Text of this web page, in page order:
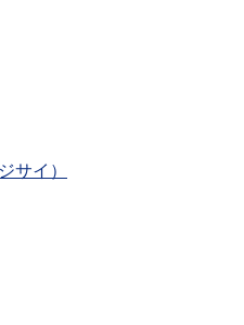
サイ）